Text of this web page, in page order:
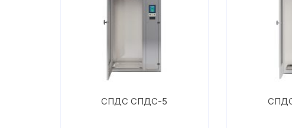
СПДС СПДС-5